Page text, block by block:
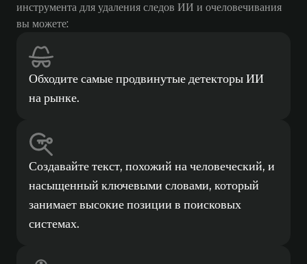
инструмента для удаления следов ИИ и очеловечивания
вы можете:
Обходите самые продвинутые детекторы ИИ
на рынке.
Создавайте текст, похожий на человеческий, и
насыщенный ключевыми словами, который
занимает высокие позиции в поисковых
системах.